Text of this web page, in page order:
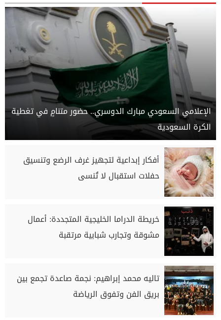
الإعلامي السعودي مبارك الدوسري.. حضور متنامٍ في تغطية
الكرة السعودية
أفكار إبداعية لتجهيز غرف الرضع وتنسيق
حفلات استقبال لا تُنسى
خريطة الدراما الخليجية المتجددة: أعمال
مشوقة وتجارب شبابية مرتقبة
تاليه محمد إبراهيم: نجمة صاعدة تجمع بين
بريق الفن وتفوق الرياضة